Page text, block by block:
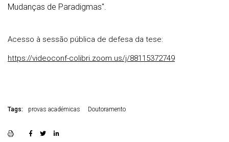
Mudanças de Paradigmas".
Acesso à sessão pública de defesa da tese:
https://videoconf-colibri.zoom.us/j/88115372749
Tags: provas académicas Doutoramento